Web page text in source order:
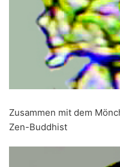
Zusammen mit dem
Zen-Buddhist